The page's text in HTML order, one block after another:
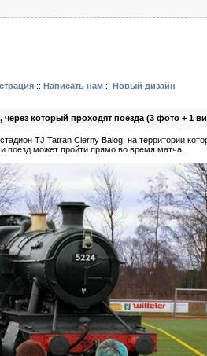
:: Написать нам :: Новый дизайн
который проходят поезда (3 фото + 1
TJ Tatran Cierny Balog, на территории
поезд может пройти прямо во время матча.